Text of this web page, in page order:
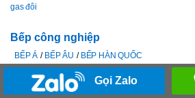
gas đôi
Bếp công nghiệp
BẾP Á BẾP ÂU
BẾP HÀN QUỐC
Bếp hầm
Bếp khè
CÔNG NGHIỆP
Gọi Zalo